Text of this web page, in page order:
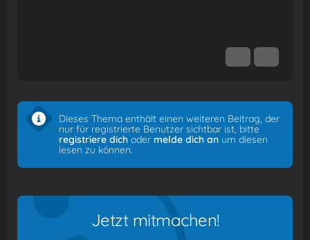
Dieses Thema enthält einen weiteren Beitrag, der
nur für registrierte Benutzer sichtbar ist, bitte
registriere dich oder melde dich an um diesen
lesen zu können.
Jetzt mitmachen!